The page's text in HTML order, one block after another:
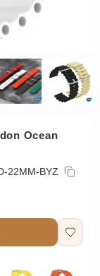
Ocean
22MM-BYZ